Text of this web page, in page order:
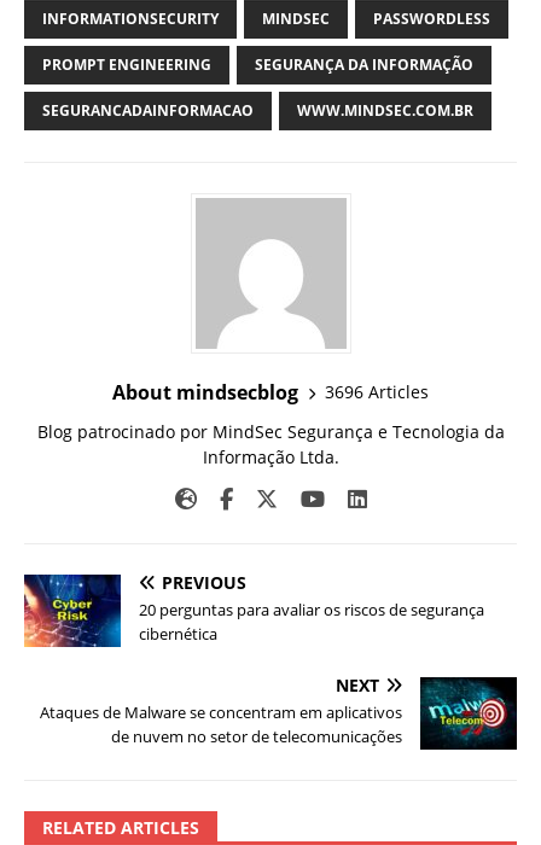
INFORMATIONSECURITY MINDSEC PASSWORDLESS
PROMPT ENGINEERING SEGURANÇA DA INFORMAÇÃO
SEGURANCADAINFORMACAO WWW.MINDSEC.COM.BR
About mindsecblog
3696 Articles
Blog patrocinado por MindSec Segurança e Tecnologia da
Informação Ltda.
PREVIOUS
20 perguntas para avaliar os riscos de segurança
cibernética
NEXT
Ataques de Malware se concentram em aplicativos
de nuvem no setor de telecomunicações
RELATED ARTICLES